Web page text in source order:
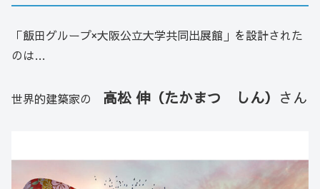
「飯田グループ×大阪公立大学共同出展館」を設計された
のは…
世界的建築家の 高松 伸（たかまつ しん） さん